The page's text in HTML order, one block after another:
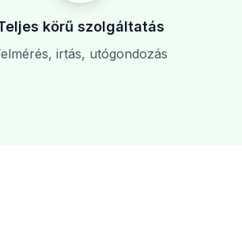
körű szolgáltatás
irtás, utógondozás